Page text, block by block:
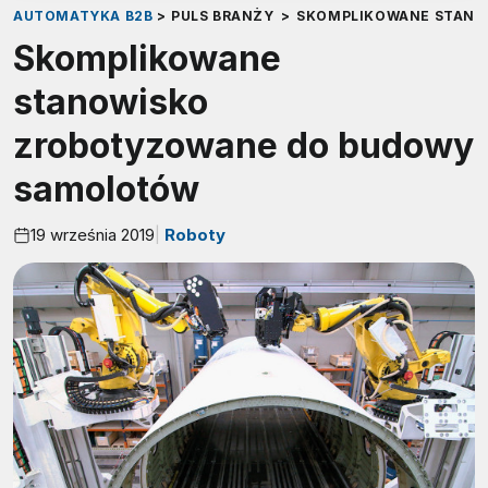
AUTOMATYKA B2B > PULS BRANŻY > SKOMPLIKOWANE
Skomplikowane
stanowisko
zrobotyzowane do budowy
samolotów
19 września 2019 Roboty